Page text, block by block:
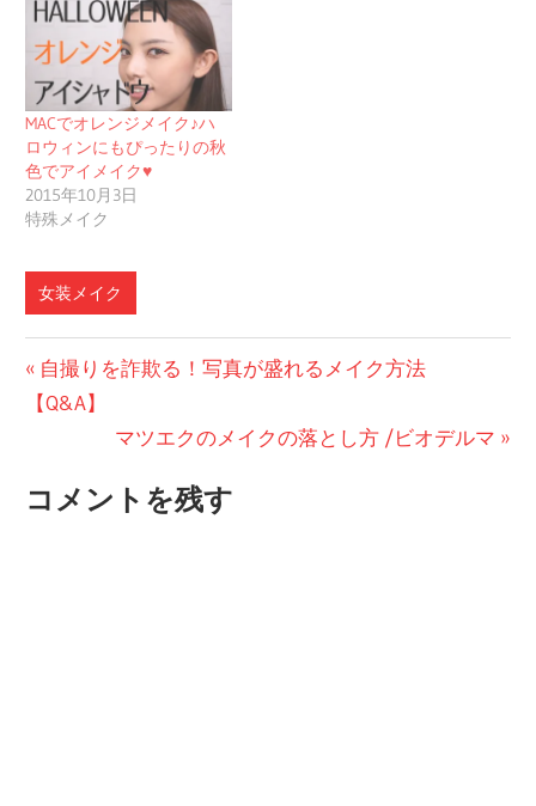
MACでオレンジメイク♪ハ
ロウィンにもぴったりの秋
色でアイメイク♥
2015年10月3日
特殊メイク
女装メイク
投
稿
ビ
前
の
自撮りを詐欺る！写真が盛れるメイク方法
【Q&A】
次
投
マツエクのメイクの落とし方 /ビオデルマ
コメントを残す